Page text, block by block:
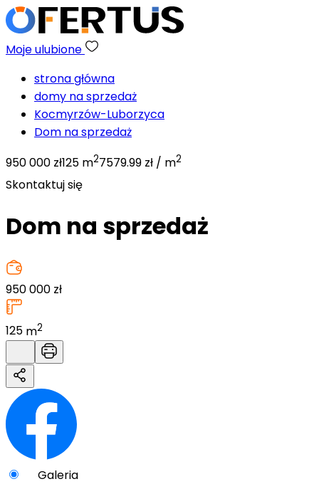
Moje ulubione
strona główna
domy na sprzedaż
Kocmyrzów-Luborzyca
Dom na sprzedaż
950 000 zł125 m27579.99 zł / m2
Skontaktuj się
Dom na sprzedaż
950 000 zł
125 m2
Galeria